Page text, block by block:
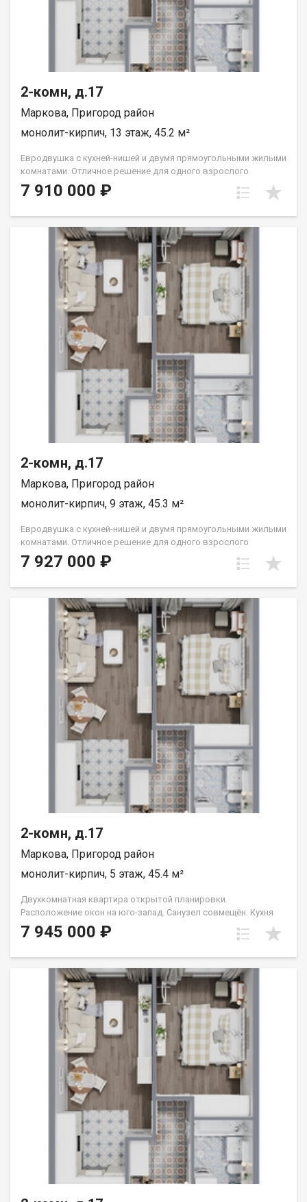
2-комн, д.17
Маркова, Пригород район
монолит-кирпич, 13 этаж, 45.2 м²
Евродвушка с кухней-нишей и двумя прямоугольными жилыми
комнатами. Отличное решение для одного взрослого
человека или семьи из двух человек. Вид во двор (южные
окна). Группа строительных компаний «Восток Центр Иркутск»
7 910 000 ₽
2-комн, д.17
Маркова, Пригород район
монолит-кирпич, 9 этаж, 45.3 м²
Евродвушка с кухней-нишей и двумя прямоугольными жилыми
комнатами. Отличное решение для одного взрослого
человека или семьи из двух человек. Вид во двор (южные
окна). Группа строительных компаний «Восток Центр Иркутск»
7 927 000 ₽
2-комн, д.17
Маркова, Пригород район
монолит-кирпич, 5 этаж, 45.4 м²
Двухкомнатная квартира открытой планировки.
Расположение окон на юго-запад. Санузел совмещён. Кухня
выделена в нишу. Идеальное решение для первого жилья или
в качестве инвестиций. Группа строительных компаний
7 945 000 ₽